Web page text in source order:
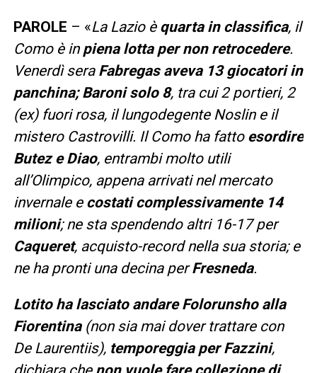
PAROLE – «La Lazio è quarta in classifica, il
Como è in piena lotta per non retrocedere.
Venerdì sera Fabregas aveva 13 giocatori in
panchina; Baroni solo 8, tra cui 2 portieri, 2
(ex) fuori rosa, il lungodegente Noslin e il
mistero Castrovilli. Il Como ha fatto esordire
Butez e Diao, entrambi molto utili
all’Olimpico, appena arrivati nel mercato
invernale e costati complessivamente 14
milioni; ne sta spendendo altri 16-17 per
Caqueret, acquisto-record nella sua storia; e
ne ha pronti una decina perFresneda.
Lotito ha lasciato andare Folorunsho alla
Fiorentina(non sia mai dover trattare con
De Laurentiis), temporeggia per Fazzini,